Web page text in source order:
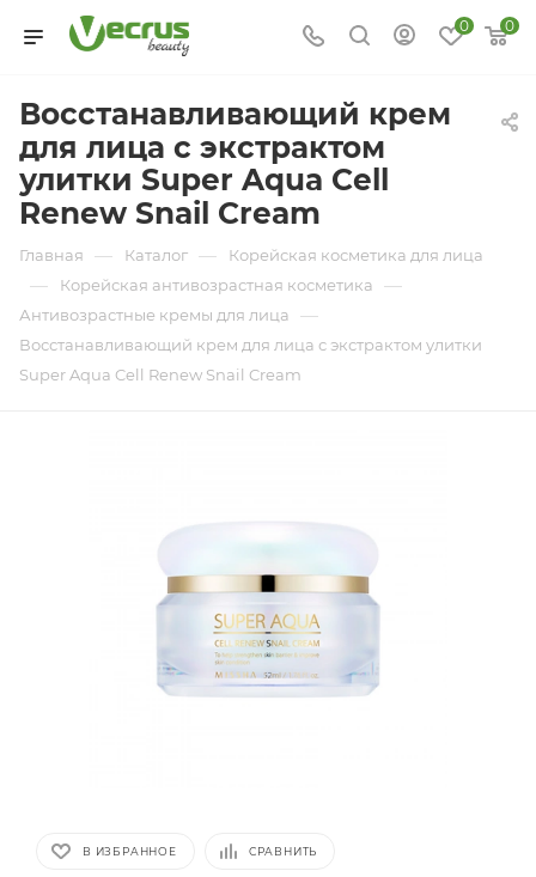
0 0
Восстанавливающий крем
для лица с экстрактом
улитки Super Aqua Cell
Renew Snail Cream
Главная — Каталог — Корейская косметика для лица
— Корейская антивозрастная косметика —
Антивозрастные кремы для лица —
Восстанавливающий крем для лица с экстрактом улитки
Super Aqua Cell Renew Snail Cream
В ИЗБРАННОЕ СРАВНИТЬ